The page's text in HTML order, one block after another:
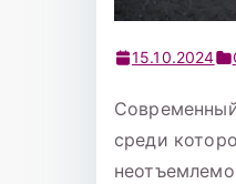
15.10.2024
среди